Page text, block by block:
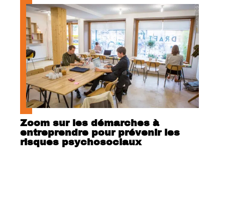
Zoom sur les démarches à
entreprendre pour prévenir les
risques psychosociaux